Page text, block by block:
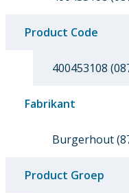
Product Code
400453108
Fabrikant
Burgerhout
Product Groep